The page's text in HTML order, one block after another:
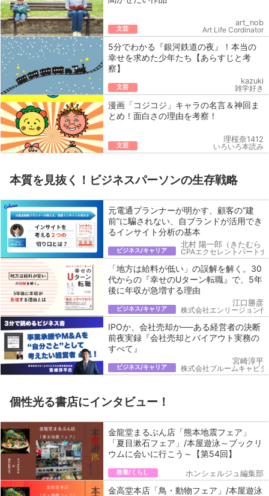
文芸
art_nob
Art Life Cordinator
5分でわかる『銀河鉄道の夜』！本当の
幸せを求めた少年たち【あらすじと考
察】
文芸
kazuki
雑学好き
漫画「コジコジ」キャラの名言＆神回ま
とめ！面白さの理由を考察！
文芸
理桜奈1412
いろいろ本読み
本質を見抜く！ビジネスパーソンの生存戦略
元電通プランナーが明かす、顧客の“建
前”に騙されない、自ブランドが活用でき
るインサイト分析の基本
ビジネス/キャリア
北村 陽一郎（きたむら
CPAエクセレントパート
「地方は給料が低い」の誤解を解く。30
代からの『幸せのUターン転職』で、5年
後に年収が急増する理由
ビジネス/キャリア
江口勝彦
株式会社エンリージョン代
IPOか、会社売却か──ある経営者の決断
前夜実録『会社売却とバイアウト実務の
すべて』
ビジネス/キャリア
宮崎淳平
株式会社ブルームキャピ
個性光る書店にインタビュー！
金龍堂まるぶん店「熊本地震フェア」
「夏目漱石フェア」/本屋遊泳～ブックリ
ウムに会いに行こう～【第54回】
教養/くらし ホンシェルジュ編集部
金高堂本店「鳥・動物フェア」/本屋遊泳